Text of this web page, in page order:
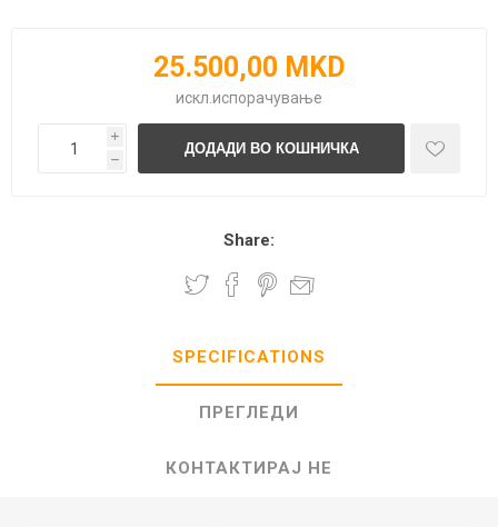
25.500,00 MKD
искл. испорачување
i
h
Share:
SPECIFICATIONS
ПРЕГЛЕДИ
КОНТАКТИРАЈ НЕ